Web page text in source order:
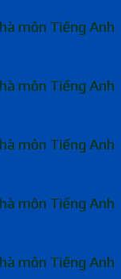
môn Tiếng Anh
môn Tiếng Anh
môn Tiếng Anh
môn Tiếng Anh
môn Tiếng Anh